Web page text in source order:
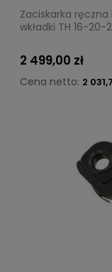
Zaciskarka ręczna
wkładki TH 16-20-
2 499,00 zł
Cena netto: 2